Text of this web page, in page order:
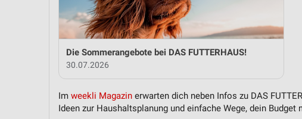
Die Sommerangebote bei DAS FUTTERHAUS!
30.07.2026
Im weekli Magazin erwarten dich neben Infos zu DAS
Ideen zur Haushaltsplanung und einfache Wege, dein Budget